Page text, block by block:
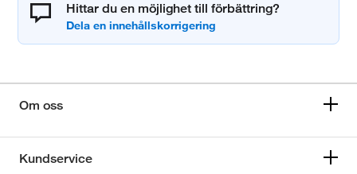
Hittar du en möjlighet till förbättring?
Om oss
Kundservice